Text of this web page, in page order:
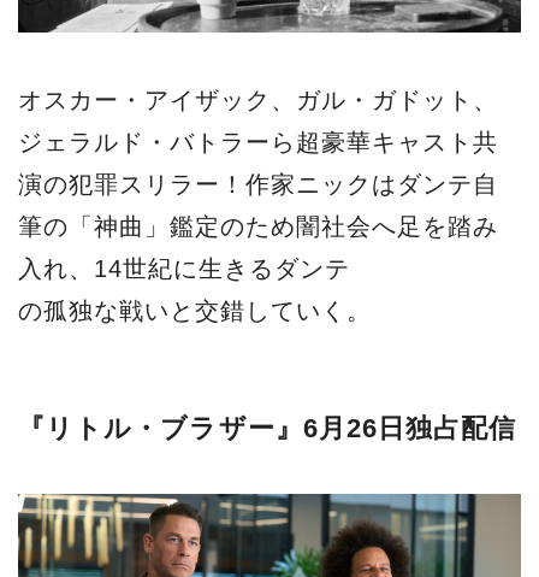
オスカー・アイザック、ガル・ガドット、
ジェラルド・バトラーら超豪華キャスト共
演の犯罪スリラー！作家ニックはダンテ自
筆の「神曲」鑑定のため闇社会へ足を踏み
入れ、14世紀に生きるダンテ
の孤独な戦いと交錯していく。
『リトル・ブラザー』6月26日独占配信